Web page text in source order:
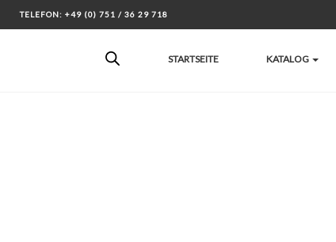
Skip
to
TELEFON: +49 (0) 751 / 36 29 718
STARTSEITE KATALOG